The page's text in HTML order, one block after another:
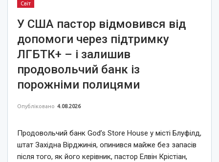
Світ
У США пастор відмовився від
допомоги через підтримку
ЛГБТК+ – і залишив
продовольчий банк із
порожніми полицями
Опубліковано 4.08.2026
Продовольчий банк God’s Store House у місті Блуфілд,
штат Західна Вірджинія, опинився майже без запасів
після того, як його керівник, пастор Елвін Крістіан,